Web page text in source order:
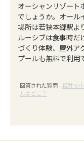
オーシャンリゾー
でしょうか。オール
場所は若狭本郷駅よ
ルーシブは食事時だ
づくり体験、屋外ア
プールも無料で利用
回答された質問 : 福井で
ルはどこ？